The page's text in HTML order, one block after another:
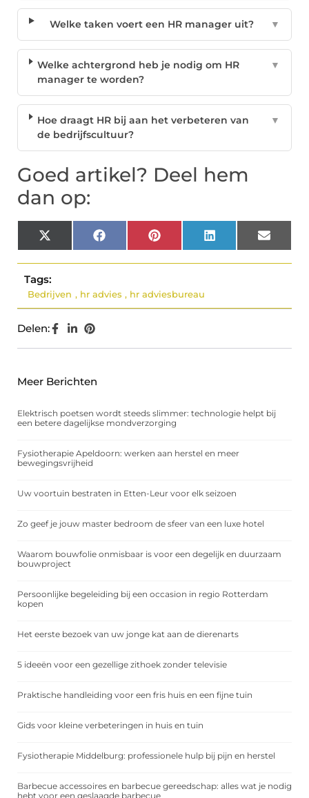
Welke taken voert een HR manager uit? ▼
Welke achtergrond heb je nodig om HR
manager te worden?
▼
Hoe draagt HR bij aan het verbeteren van
de bedrijfscultuur?
▼
Goed artikel? Deel hem
dan op:
X
(Twitter)
Facebook Pinterest LinkedIn Email
Tags:
Bedrijven , hr advies , hr adviesbureau
Delen:
Meer Berichten
Elektrisch poetsen wordt steeds slimmer: technologie helpt bij
een betere dagelijkse mondverzorging
Fysiotherapie Apeldoorn: werken aan herstel en meer
bewegingsvrijheid
Uw voortuin bestraten in Etten-Leur voor elk seizoen
Zo geef je jouw master bedroom de sfeer van een luxe hotel
Waarom bouwfolie onmisbaar is voor een degelijk en duurzaam
bouwproject
Persoonlijke begeleiding bij een occasion in regio Rotterdam
kopen
Het eerste bezoek van uw jonge kat aan de dierenarts
5 ideeën voor een gezellige zithoek zonder televisie
Praktische handleiding voor een fris huis en een fijne tuin
Gids voor kleine verbeteringen in huis en tuin
Fysiotherapie Middelburg: professionele hulp bij pijn en herstel
Barbecue accessoires en barbecue gereedschap: alles wat je nodig
hebt voor een geslaagde barbecue